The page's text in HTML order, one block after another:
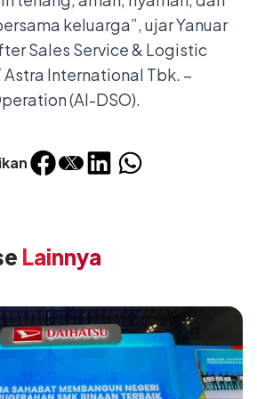
keluarga”, ujar Yanuar
Sales Service & Logistic
International Tbk. –
(AI-DSO).
Lainnya